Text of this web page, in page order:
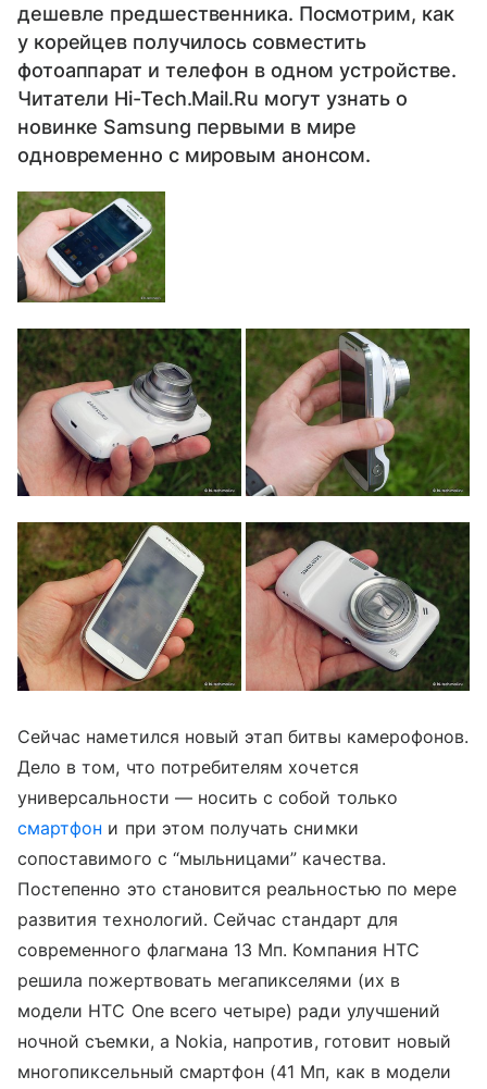
дешевле предшественника. Посмотрим, как
у корейцев получилось совместить
фотоаппарат и телефон в одном устройстве.
Читатели Hi-Tech.Mail.Ru могут узнать о
новинке Samsung первыми в мире
одновременно с мировым анонсом.
Сейчас наметился новый этап битвы камерофонов.
Дело в том, что потребителям хочется
универсальности — носить с собой только
смартфон и при этом получать снимки
сопоставимого с “мыльницами” качества.
Постепенно это становится реальностью по мере
развития технологий. Сейчас стандарт для
современного флагмана 13 Мп. Компания HTC
решила пожертвовать мегапикселями (их в
модели HTC One всего четыре) ради улучшений
ночной съемки, а Nokia, напротив, готовит новый
многопиксельный смартфон (41 Мп, как в модели